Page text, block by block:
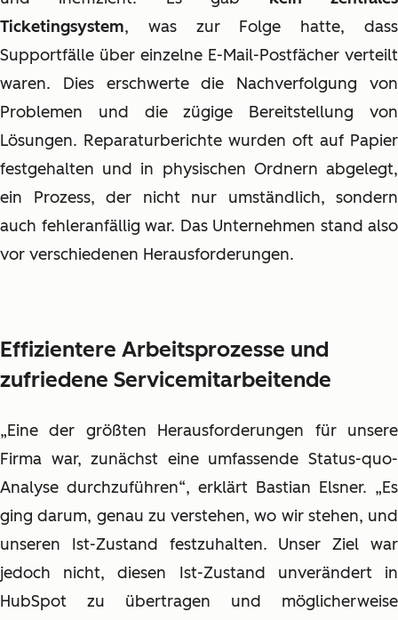
Ticketingsystem, was zur Folge hatte, dass
Supportfälle über einzelne E-Mail-Postfächer verteilt
waren. Dies erschwerte die Nachverfolgung von
Problemen und die zügige Bereitstellung von
Lösungen. Reparaturberichte wurden oft auf Papier
festgehalten und in physischen Ordnern abgelegt,
ein Prozess, der nicht nur umständlich, sondern
auch fehleranfällig war. Das Unternehmen stand also
vor verschiedenen Herausforderungen.
Effizientere Arbeitsprozesse und
zufriedene Servicemitarbeitende
„Eine der größten Herausforderungen für unsere
Firma war, zunächst eine umfassende Status-quo-
Analyse durchzuführen“, erklärt Bastian Elsner. „Es
ging darum, genau zu verstehen, wo wir stehen, und
unseren Ist-Zustand festzuhalten. Unser Ziel war
jedoch nicht, diesen Ist-Zustand unverändert in
HubSpot zu übertragen und möglicherweise